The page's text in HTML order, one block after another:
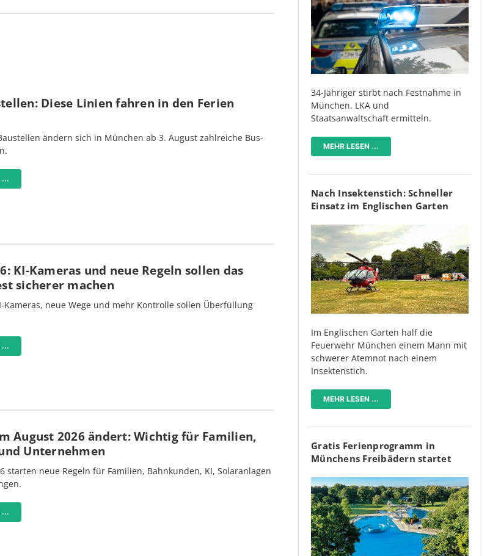
Diese Linien fahren in den Ferien
ändern sich in München ab 3. August zahlreiche Bus-
...
KI-Kameras und neue Regeln sollen das
sicherer machen
Kameras, neue Wege und mehr Kontrolle sollen Überfüllung
...
August 2026 ändert: Wichtig für Familien,
Unternehmen
starten neue Regeln für Familien, Bahnkunden, KI, Solaranlagen
...
34-Jähriger stirbt nach Festnahme in
München. LKA und
Staatsanwaltschaft ermitteln.
MEHR LESEN ...
Nach Insektenstich: Schneller
Einsatz im Englischen Garten
Im Englischen Garten half die
Feuerwehr München einem Mann mit
schwerer Atemnot nach einem
Insektenstich.
MEHR LESEN ...
Gratis Ferienprogramm in
Münchens Freibädern startet